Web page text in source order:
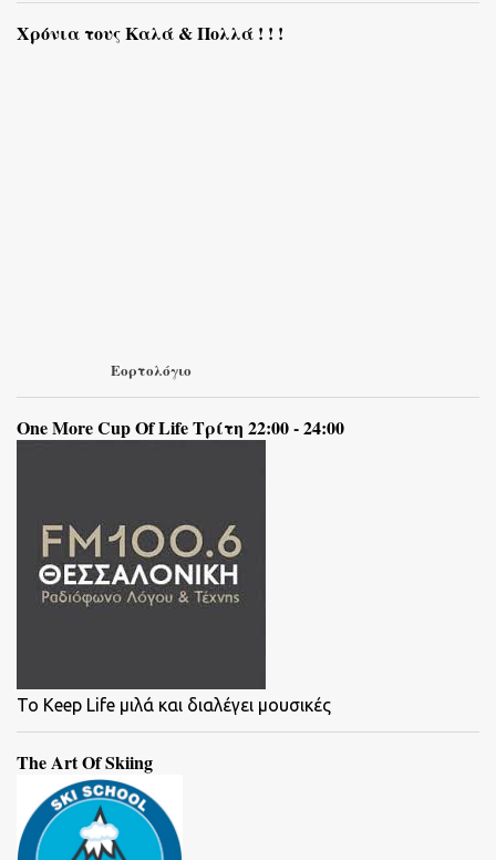
Χρόνια τους Καλά & Πολλά ! ! !
Εορτολόγιο
One More Cup Of Life Τρίτη 22:00 - 24:00
To Keep Life μιλά και διαλέγει μουσικές
The Art Of Skiing